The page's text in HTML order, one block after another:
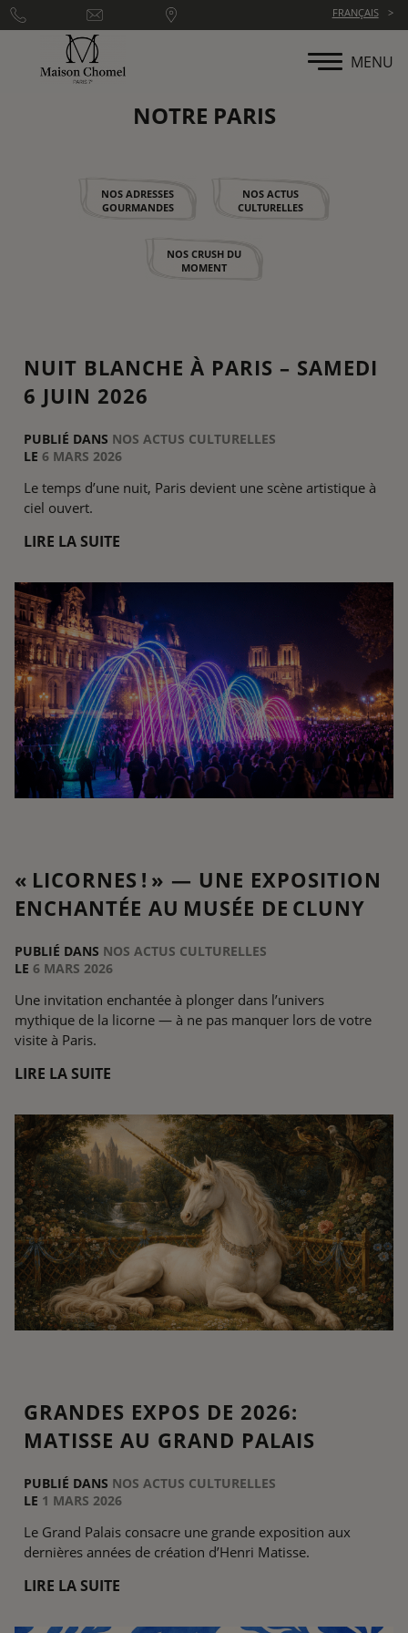
FRANÇAIS
MENU
NOTRE PARIS
NOS ADRESSES
GOURMANDES
NOS ACTUS
CULTURELLES
NOS CRUSH DU
MOMENT
NUIT BLANCHE À PARIS – SAMEDI
6 JUIN 2026
PUBLIÉ DANS NOS ACTUS CULTURELLES
LE 6 MARS 2026
Le temps d’une nuit, Paris devient une scène artistique à
ciel ouvert.
LIRE LA SUITE
« LICORNES ! » — UNE EXPOSITION
ENCHANTÉE AU MUSÉE DE CLUNY
PUBLIÉ DANS NOS ACTUS CULTURELLES
LE 6 MARS 2026
Une invitation enchantée à plonger dans l’univers
mythique de la licorne — à ne pas manquer lors de votre
visite à Paris.
LIRE LA SUITE
GRANDES EXPOS DE 2026:
MATISSE AU GRAND PALAIS
PUBLIÉ DANS NOS ACTUS CULTURELLES
LE 1 MARS 2026
Le Grand Palais consacre une grande exposition aux
dernières années de création d’Henri Matisse.
LIRE LA SUITE
Panneau de gestion des cookies